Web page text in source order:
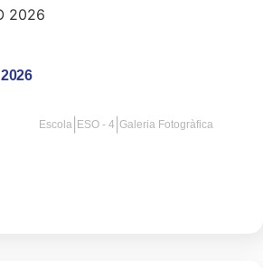
Escola ESO - 4 Galeria Fotogràfica